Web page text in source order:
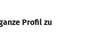
Profil zu